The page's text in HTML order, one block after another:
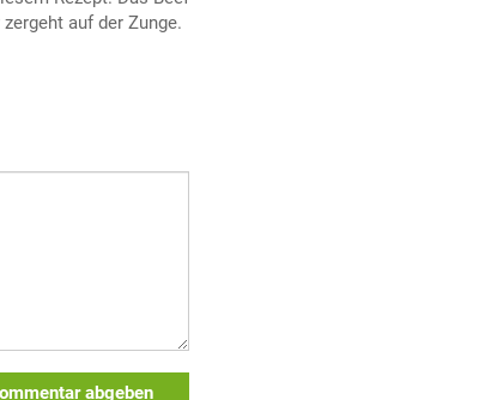
zergeht auf der Zunge.
abgeben